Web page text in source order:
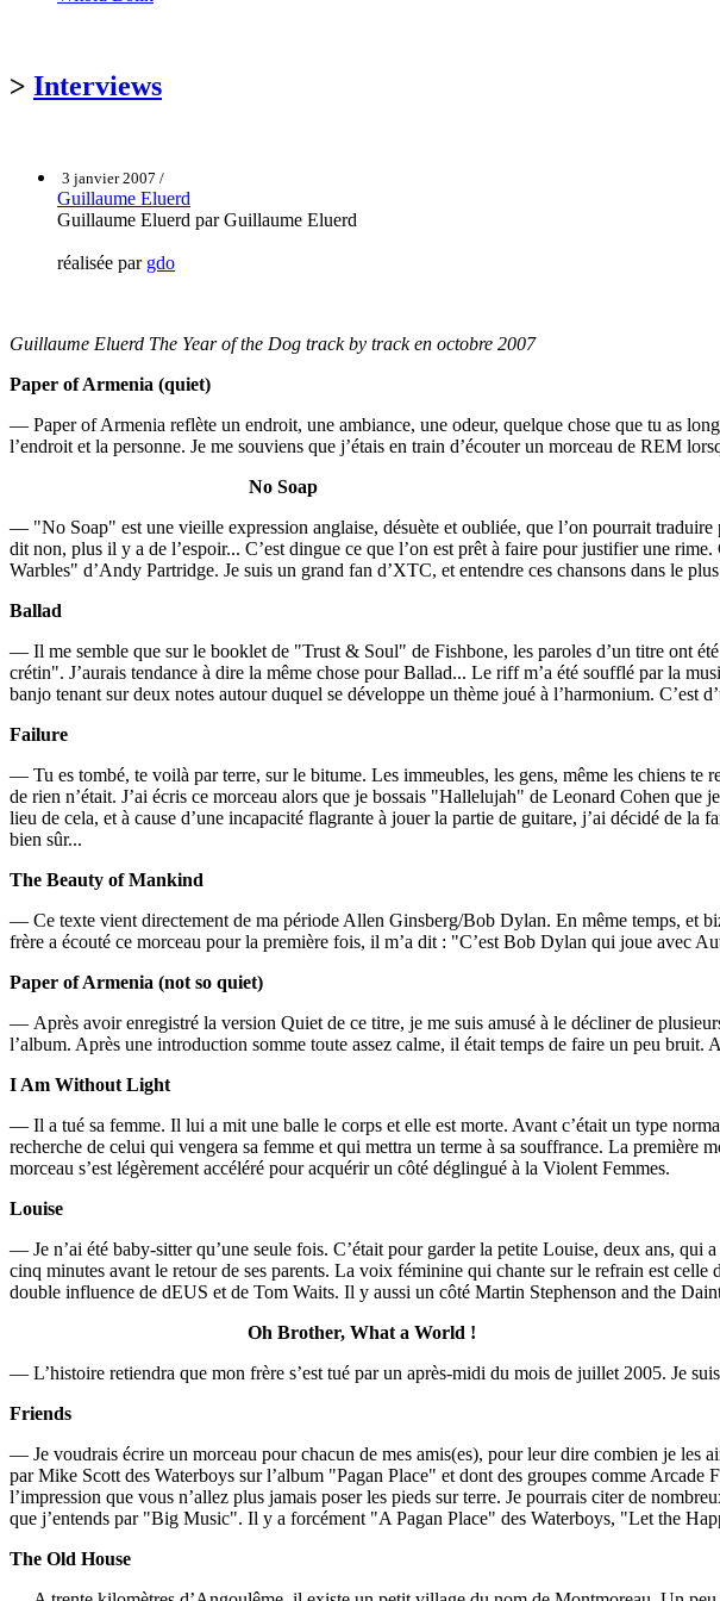
> Interviews
3 janvier 2007 /
Guillaume Eluerd
Guillaume Eluerd par Guillaume Eluerd
réalisée par gdo
Guillaume Eluerd The Year of the Dog track by track en octobre 2007
Paper of Armenia (quiet)
— Paper of Armenia reflète un endroit, une ambiance, une odeur, quelque chose que tu as
l’endroit et la personne. Je me souviens que j’étais en train d’écouter un morceau de REM
No Soap
— "No Soap" est une vieille expression anglaise, désuète et oubliée, que l’on pourrait
dit non, plus il y a de l’espoir... C’est dingue ce que l’on est prêt à faire pour justifier une
Warbles" d’Andy Partridge. Je suis un grand fan d’XTC, et entendre ces chansons dans le
Ballad
— Il me semble que sur le booklet de "Trust & Soul" de Fishbone, les paroles d’un titre ont
crétin". J’aurais tendance à dire la même chose pour Ballad... Le riff m’a été soufflé par la
banjo tenant sur deux notes autour duquel se développe un thème joué à l’harmonium. C’est
Failure
— Tu es tombé, te voilà par terre, sur le bitume. Les immeubles, les gens, même les chiens
de rien n’était. J’ai écris ce morceau alors que je bossais "Hallelujah" de Leonard Cohen
lieu de cela, et à cause d’une incapacité flagrante à jouer la partie de guitare, j’ai décidé de
bien sûr...
The Beauty of Mankind
— Ce texte vient directement de ma période Allen Ginsberg/Bob Dylan. En même temps, et
frère a écouté ce morceau pour la première fois, il m’a dit : "C’est Bob Dylan qui joue avec
Paper of Armenia (not so quiet)
— Après avoir enregistré la version Quiet de ce titre, je me suis amusé à le décliner de
l’album. Après une introduction somme toute assez calme, il était temps de faire un peu
I Am Without Light
— Il a tué sa femme. Il lui a mit une balle le corps et elle est morte. Avant c’était un type
recherche de celui qui vengera sa femme et qui mettra un terme à sa souffrance. La première
morceau s’est légèrement accéléré pour acquérir un côté déglingué à la Violent Femmes.
Louise
— Je n’ai été baby-sitter qu’une seule fois. C’était pour garder la petite Louise, deux ans, qui
cinq minutes avant le retour de ses parents. La voix féminine qui chante sur le refrain est
double influence de dEUS et de Tom Waits. Il y aussi un côté Martin Stephenson and the
Oh Brother, What a World !
— L’histoire retiendra que mon frère s’est tué par un après-midi du mois de juillet 2005. Je
Friends
— Je voudrais écrire un morceau pour chacun de mes amis(es), pour leur dire combien je les
par Mike Scott des Waterboys sur l’album "Pagan Place" et dont des groupes comme
l’impression que vous n’allez plus jamais poser les pieds sur terre. Je pourrais citer de
que j’entends par "Big Music". Il y a forcément "A Pagan Place" des Waterboys, "Let the
The Old House